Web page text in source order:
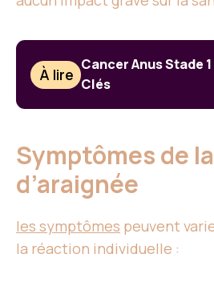
À lire
Cancer Anus Stade
Clés
Symptômes de
d’araignée
les symptômes peuvent
la réaction individuelle :